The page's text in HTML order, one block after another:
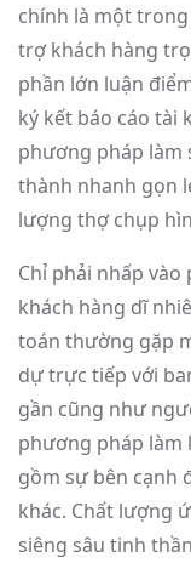
chính là một
trợ khách hàng
phần lớn luận
ký kết báo cáo tài
phương pháp làm
thành nhanh gọn
lượng thợ chụp
Chỉ phải nhấp
khách hàng dĩ
toán thường gặp
dự trực tiếp với
gần cũng như
phương pháp làm
gồm sự bên cạnh
khác. Chất lượng
siêng sâu tinh